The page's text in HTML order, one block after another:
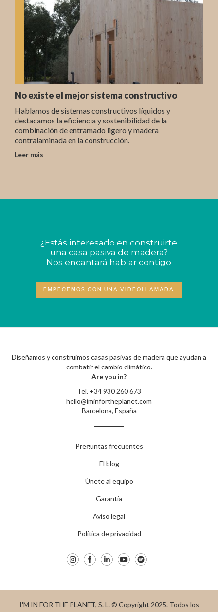
No existe el mejor sistema constructivo
Hablamos de sistemas constructivos líquidos y
destacamos la eficiencia y sostenibilidad de la
combinación de entramado ligero y madera
contralaminada en la construcción.
Leer más
¿Estás interesado en construirte
una casa pasiva de madera?
Nos encantará hablar contigo
EMPECEMOS CON UNA VIDEOLLAMADA
Diseñamos y construimos casas pasivas de madera que ayudan a
combatir el cambio climático.
Are you in?
Tel. +34 930 260 673
hello@iminfortheplanet.com
Barcelona, España
Preguntas frecuentes
El blog
Únete al equipo
Garantía
Aviso legal
Política de privacidad
I'M IN FOR THE PLANET, S. L. © Copyright 2025. Todos los